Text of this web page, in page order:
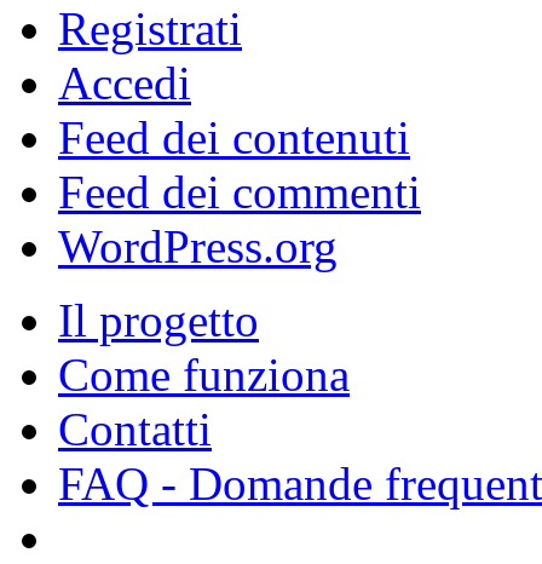
Registrati
Accedi
Feed dei contenuti
Feed dei commenti
WordPress.org
Il progetto
Come funziona
Contatti
FAQ - Domande